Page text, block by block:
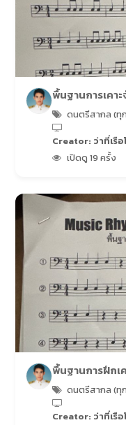
พื้นฐานการเคา
ดนตรีสากล (ทุ
Creator: ว่าที่เรื
เปิดดู 19 ครั้ง
พื้นฐานการฝึกเ
ดนตรีสากล (ทุ
Creator: ว่าที่เรื